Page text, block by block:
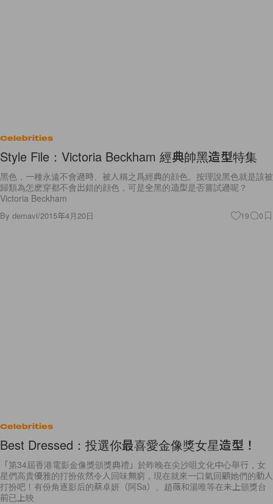
Celebrities
Style File：Victoria Beckham 經典帥黑造型特集
黑色，一種永遠不會過時、被人稱之爲經典的顔色。按理說黑色就是該被
歸類為怎麽穿都不會出錯的顔色，可是全黑的造型是否嘗試過呢？
Victoria Beckham
By demavi/2015年4月20日 19 0
Celebrities
Best Dressed：投選你最喜愛金像獎女星造型！
「第34屆香港電影金像獎頒獎典禮」於昨晚在尖沙咀文化中心舉行，女
星們高貴優雅的打扮依然令人回味無窮，現在就來一口氣回顧她們的動人
打扮吧！有份角逐影后的蔡卓妍（阿Sa）、趙薇和湯唯等在未上頒獎台
前已上映